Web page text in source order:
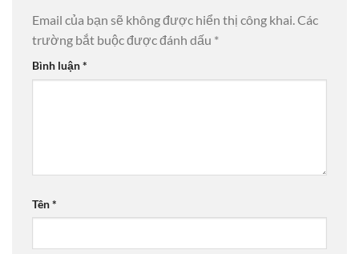
Email của bạn sẽ không được hiển thị công khai.Các
trường bắt buộc được đánh dấu *
Bình luận*
Tên*